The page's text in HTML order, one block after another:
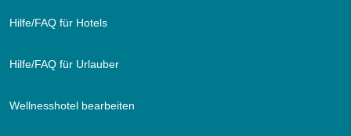
Hilfe/FAQ für Hotels
Hilfe/FAQ für Urlauber
Wellnesshotel bearbeiten